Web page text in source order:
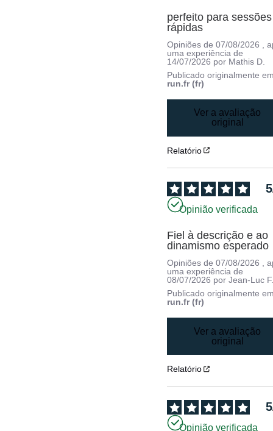
perfeito para sessões
rápidas
Opiniões de07/08/2026
,
uma experiência de
14/07/2026 por Mathis D.
Publicado originalmente
run.fr (fr)
Ver a avaliação
original
Relatório
5
Opinião verificada
Fiel à descrição e ao
dinamismo esperado
Opiniões de07/08/2026
,
uma experiência de
08/07/2026 porJean-Luc
Publicado originalmente
run.fr (fr)
Ver a avaliação
original
Relatório
5
Opinião verificada